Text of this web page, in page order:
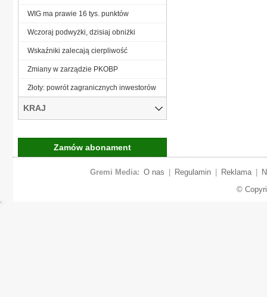
WIG ma prawie 16 tys. punktów
Wczoraj podwyżki, dzisiaj obniżki
Wskaźniki zalecają cierpliwość
Zmiany w zarządzie PKOBP
Złoty: powrót zagranicznych inwestorów
KRAJ
Zamów abonament
Gremi Media: O nas Regulamin Reklama
©